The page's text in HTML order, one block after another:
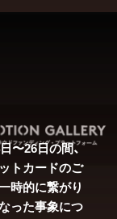
〜26日の間、
トカードのご
時的に繋がり
った事象につ